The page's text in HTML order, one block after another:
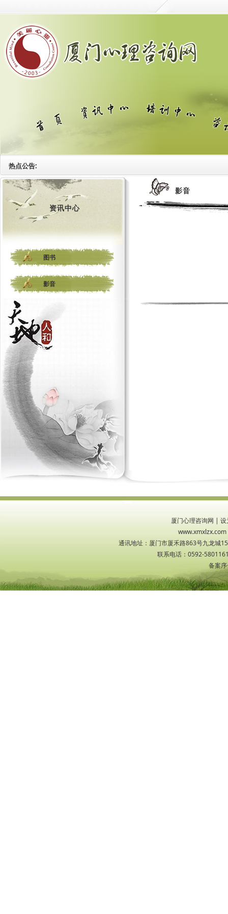
热点公告:
资讯中心
图书
影音
影音
厦门心理咨询网 | 设
通讯地址：厦门市厦禾路863号九龙城
联系电话：0592-
备案